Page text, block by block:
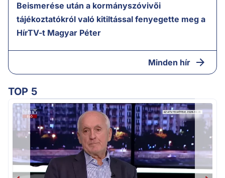
Beismerése után a kormányszóvivői
tájékoztatókról való kitiltással fenyegette meg a
HírTV-t Magyar Péter
Minden hír
TOP 5